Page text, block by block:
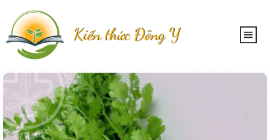
Kiến thức Đông Y